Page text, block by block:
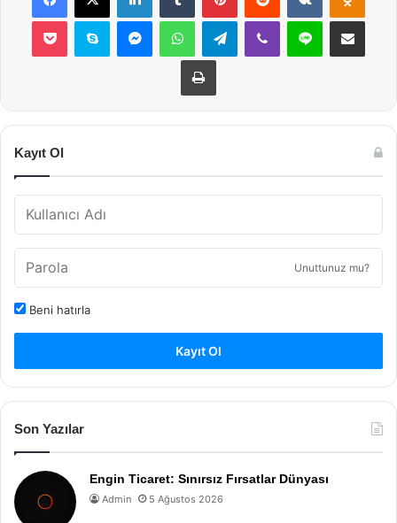
Pocket Skype MessengerWhatsAppTelegramViber Line E-Posta ile
Yazdır
Kayıt Ol
Unuttunuz mu?
Beni hatırla
Kayıt Ol
Son Yazılar
Engin Ticaret: Sınırsız Fırsatlar Dünyası
Admin 5 Ağustos 2026